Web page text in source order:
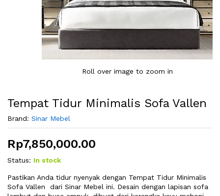
Roll over image to zoom in
Tempat Tidur Minimalis Sofa Vallen
Brand: Sinar Mebel
Rp7,850,000.00
Status: In stock
Pastikan Anda tidur nyenyak dengan Tempat Tidur Minimalis
Sofa Vallen dari Sinar Mebel ini. Desain dengan lapisan sofa